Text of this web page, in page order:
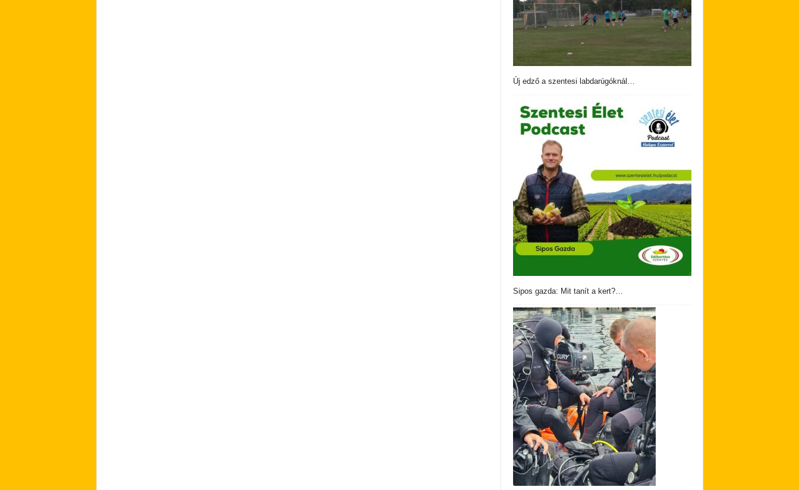
Új edző a szentesi labdarúgóknál…
Sipos gazda: Mit tanít a kert?…